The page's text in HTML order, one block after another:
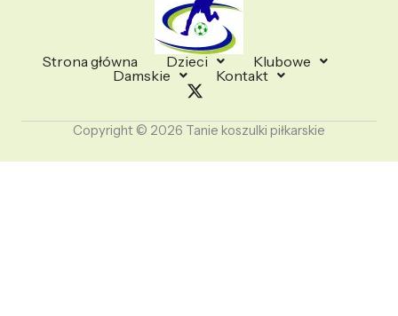
Strona główna Dzieci
Klubowe
Damskie
Kontakt
Copyright © 2026 Tanie koszulki piłkarskie